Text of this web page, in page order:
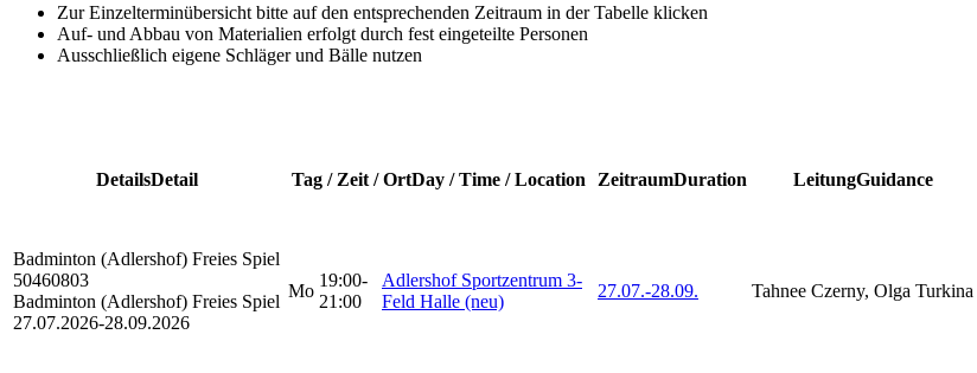
Zur Einzelterminübersicht bitte auf den entsprechenden Zeitraum in der Tabelle klicken
Auf- und Abbau von Materialien erfolgt durch fest eingeteilte Personen
Ausschließlich eigene Schläger und Bälle nutzen
DetailsDetail Tag / Zeit / OrtDay / Time / Location ZeitraumDuration LeitungGuidance
Badminton (Adlershof) Freies Spiel
50460803
Badminton (Adlershof) Freies Spiel
27.07.2026-28.09.2026
Mo
19:00-
21:00
Adlershof Sportzentrum 3-
Feld Halle (neu)
27.07.-28.09. Tahnee Czerny, Olga Turkina